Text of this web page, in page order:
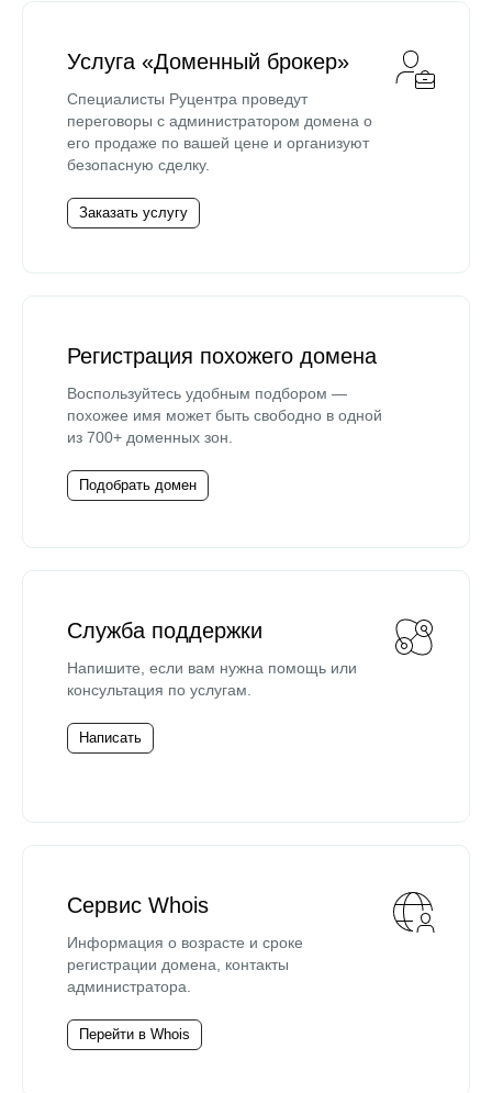
Услуга «Доменный брокер»
Специалисты Руцентра проведут
переговоры с администратором домена о
его продаже по вашей цене и организуют
безопасную сделку.
Заказать услугу
Регистрация похожего домена
Воспользуйтесь удобным подбором —
похожее имя может быть свободно в одной
из 700+ доменных зон.
Подобрать домен
Служба поддержки
Напишите, если вам нужна помощь или
консультация по услугам.
Написать
Сервис Whois
Информация о возрасте и сроке
регистрации домена, контакты
администратора.
Перейти в Whois